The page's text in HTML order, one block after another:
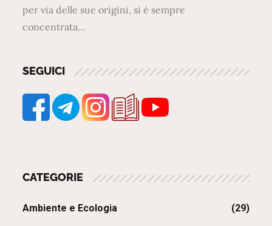
per via delle sue origini, si è sempre
concentrata…
SEGUICI
CATEGORIE
Ambiente e Ecologia (29)